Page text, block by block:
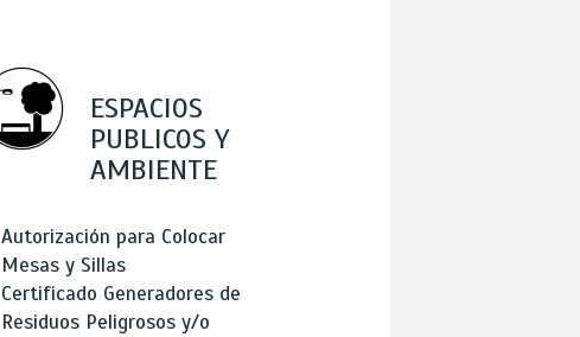
ESPACIOS
PUBLICOS Y
AMBIENTE
Autorización para Colocar
Mesas y Sillas
Certificado Generadores de
Residuos Peligrosos y/o